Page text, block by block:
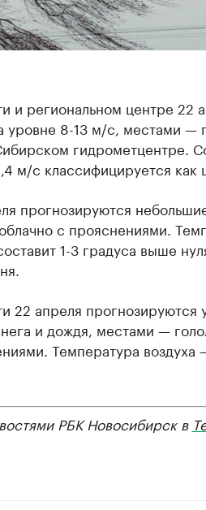
и региональном центре 22
уровне 8-13 м/c, местами
гидрометцентре.
м/c классифицируется как
прогнозируются
с прояснениями.
1-3 градуса выше
22 апреля прогнозируются
и дождя, местами —
Температура воздуха
РБК Новосибирск в